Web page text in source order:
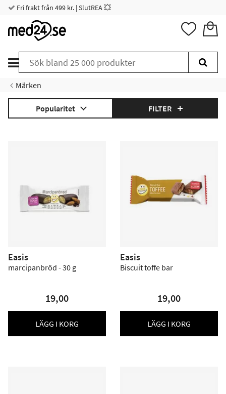
Fri frakt från 499 kr. | SlutREA 💥
Märken
Popularitet FILTER
Easis
marcipanbröd - 30 g
19,00
LÄGG I KORG
Easis
Biscuit toffe bar
19,00
LÄGG I KORG